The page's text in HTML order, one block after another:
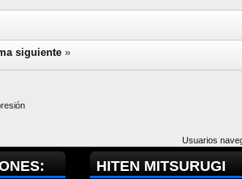
siguiente »
Usuarios
HITEN MITSURUGI